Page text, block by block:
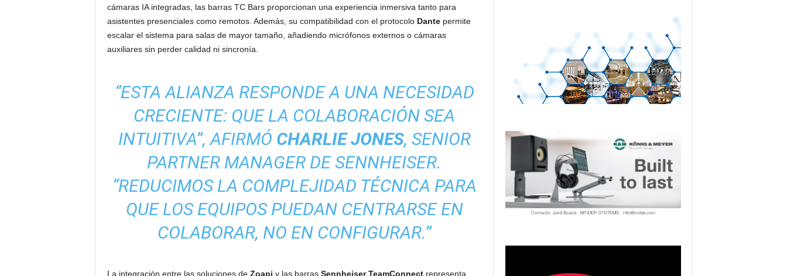
cámaras IA integradas, las barras TC Bars proporcionan una experiencia inmersiva tanto para
asistentes presenciales como remotos. Además, su compatibilidad con el protocolo Dantepermite
escalar el sistema para salas de mayor tamaño, añadiendo micrófonos externos o cámaras
auxiliares sin perder calidad ni sincronía.
“ESTA ALIANZA RESPONDE A UNA NECESIDAD
CRECIENTE: QUE LA COLABORACIÓN SEA
INTUITIVA”, AFIRMÓ CHARLIE JONES, SENIOR
PARTNER MANAGER DE SENNHEISER.
“REDUCIMOS LA COMPLEJIDAD TÉCNICA PARA
QUE LOS EQUIPOS PUEDAN CENTRARSE EN
COLABORAR, NO EN CONFIGURAR.”
La integración entre las soluciones de Zoapi y las barras Sennheiser TeamConnectrepresenta